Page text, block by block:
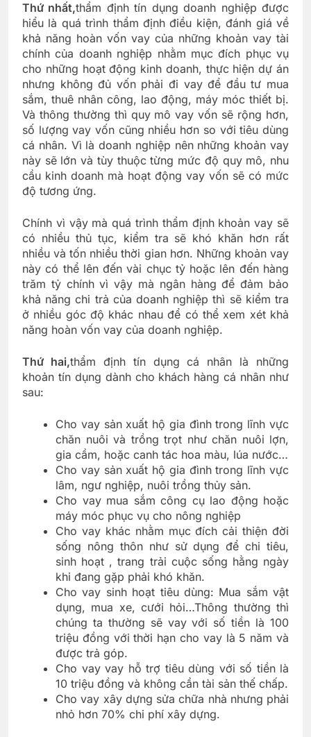
Thứ nhất,thẩm định tín dụng doanh nghiệp được
hiểu là quá trình thẩm định điều kiện, đánh giá về
khả năng hoàn vốn vay của những khoản vay tài
chính của doanh nghiệp nhằm mục đích phục vụ
cho những hoạt động kinh doanh, thực hiện dự án
nhưng không đủ vốn phải đi vay để đầu tư mua
sắm, thuê nhân công, lao động, máy móc thiết bị.
Và thông thường thì quy mô vay vốn sẽ rộng hơn,
số lượng vay vốn cũng nhiều hơn so với tiêu dùng
cá nhân. Vì là doanh nghiệp nên những khoản vay
này sẽ lớn và tùy thuộc từng mức độ quy mô, nhu
cầu kinh doanh mà hoạt động vay vốn sẽ có mức
độ tương ứng.
Chính vì vậy mà quá trình thẩm định khoản vay sẽ
có nhiều thủ tục, kiểm tra sẽ khó khăn hơn rất
nhiều và tốn nhiều thời gian hơn. Những khoản vay
này có thể lên đến vài chục tỷ hoặc lên đến hàng
trăm tỷ chính vì vậy mà ngân hàng để đảm bảo
khả năng chi trả của doanh nghiệp thì sẽ kiểm tra
ở nhiều góc độ khác nhau để có thể xem xét khả
năng hoàn vốn vay của doanh nghiệp.
Thứ hai,thẩm định tín dụng cá nhân là những
khoản tín dụng dành cho khách hàng cá nhân như
sau:
Cho vay sản xuất hộ gia đình trong lĩnh vực
chăn nuôi và trồng trọt như chăn nuôi lợn,
gia cầm, hoặc canh tác hoa màu, lúa nước…
Cho vay sản xuất hộ gia đình trong lĩnh vực
lâm, ngư nghiệp, nuôi trồng thủy sản.
Cho vay mua sắm công cụ lao động hoặc
máy móc phục vụ cho nông nghiệp
Cho vay khác nhằm mục đích cải thiện đời
sống nông thôn như sử dụng để chi tiêu,
sinh hoạt , trang trải cuộc sống hằng ngày
khi đang gặp phải khó khăn.
Cho vay sinh hoạt tiêu dùng: Mua sắm vật
dụng, mua xe, cưới hỏi…Thông thường thì
chúng ta thường sẽ vay với số tiền là 100
triệu đồng với thời hạn cho vay là 5 năm và
được trả góp.
Cho vay vay hỗ trợ tiêu dùng với số tiền là
10 triệu đồng và không cần tài sản thế chấp.
Cho vay xây dựng sửa chữa nhà nhưng phải
nhỏ hơn 70% chi phí xây dựng.